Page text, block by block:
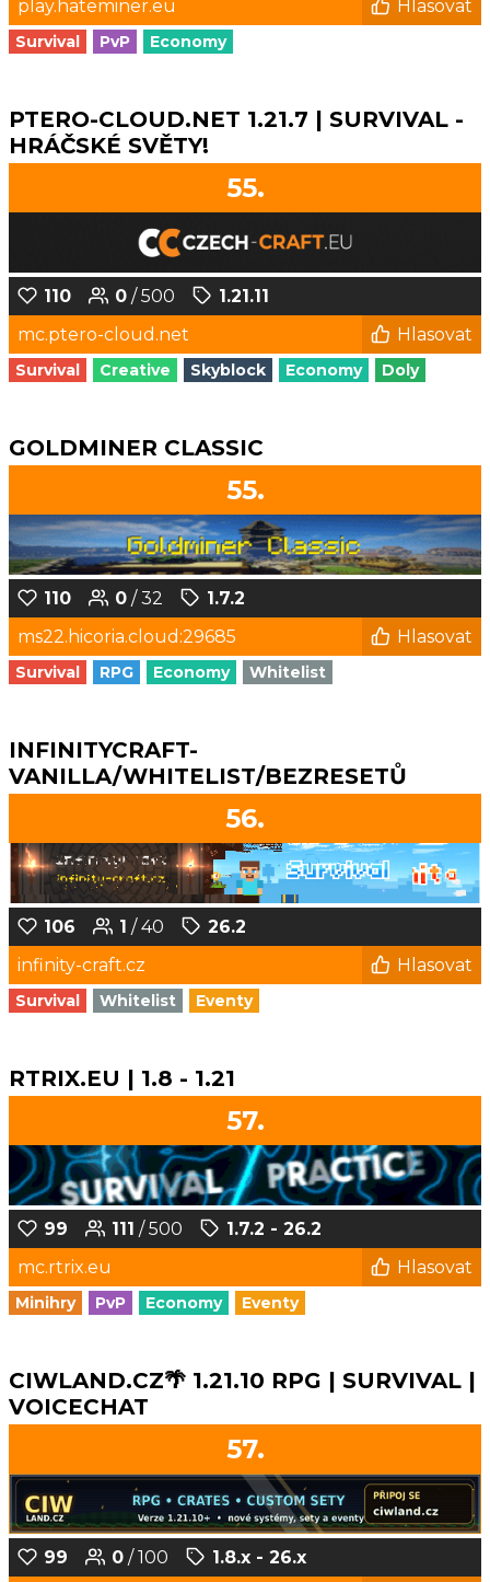
play.hateminer.eu Hlasovat
Survival PvP Economy
PTERO-CLOUD.NET 1.21.7 | SURVIVAL -
HRÁČSKÉ SVĚTY!
55.
110 0 / 500
1.21.11
mc.ptero-cloud.net
Hlasovat
Survival Creative Skyblock Economy Doly
GOLDMINER CLASSIC
55.
110 0 / 32
1.7.2
ms22.hicoria.cloud:29685
Hlasovat
Survival RPG Economy Whitelist
INFINITYCRAFT-
VANILLA/WHITELIST/BEZRESETŮ
56.
106 1 / 40
26.2
infinity-craft.cz
Hlasovat
Survival Whitelist Eventy
RTRIX.EU | 1.8 - 1.21
57.
99 111 / 500
1.7.2 - 26.2
mc.rtrix.eu
Hlasovat
Minihry PvP Economy Eventy
CIWLAND.CZ🌴 1.21.10 RPG | SURVIVAL |
VOICECHAT
57.
99 0 / 100
1.8.x - 26.x